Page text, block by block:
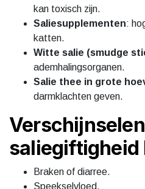
kan toxisch zijn.
Saliesupplementen:
katten.
Witte salie (smudge
ademhalingsorganen.
Salie thee in grote
darmklachten geven.
saliegiftigheid
Braken of diarree.
Speekselvloed.